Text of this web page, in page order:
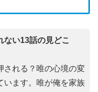
ない13話の見どこ
される？唯の心境の変
います。唯が俺を家族